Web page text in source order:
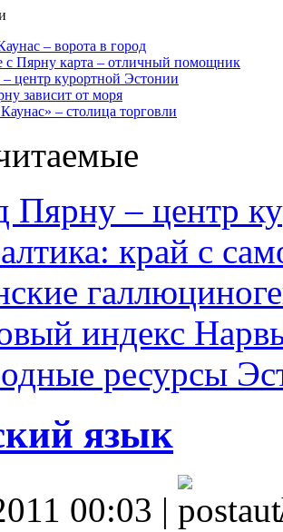
– ворота в город
с Пярну карта – отличный помощник
центр курортной Эстонии
зависит от моря
– столица торговли
Пярну – центр
край с
индекс
ресурсы
язык
00:03 |